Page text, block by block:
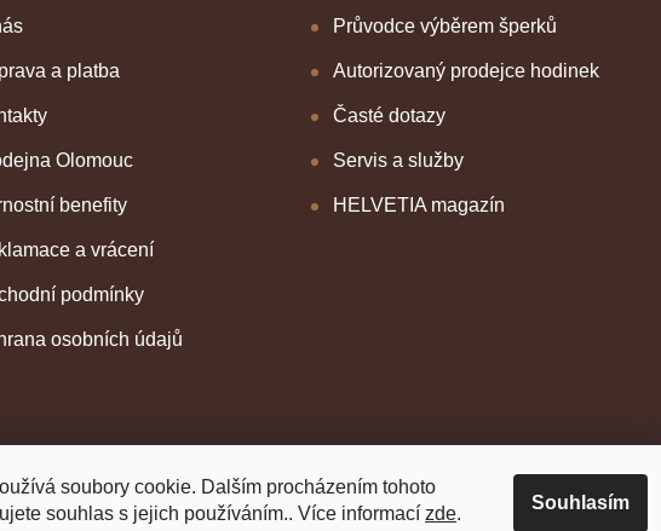
soubory cookie. Dalším procházením tohoto
souhlas s jejich používáním.. Více informací zde.
Souhlasím
a platba
Olomouc
benefity
a vrácení
podmínky
osobních údajů
Průvodce výběrem šperků
Autorizovaný prodejce hodinek
Časté dotazy
Servis a služby
HELVETIA magazín